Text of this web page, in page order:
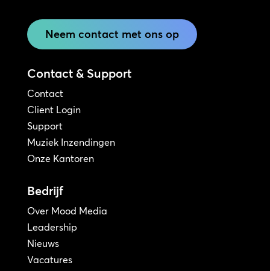
Neem contact met ons op
Contact & Support
Contact
Client Login
Support
Muziek Inzendingen
Onze Kantoren
Bedrijf
Over Mood Media
Leadership
Nieuws
Vacatures